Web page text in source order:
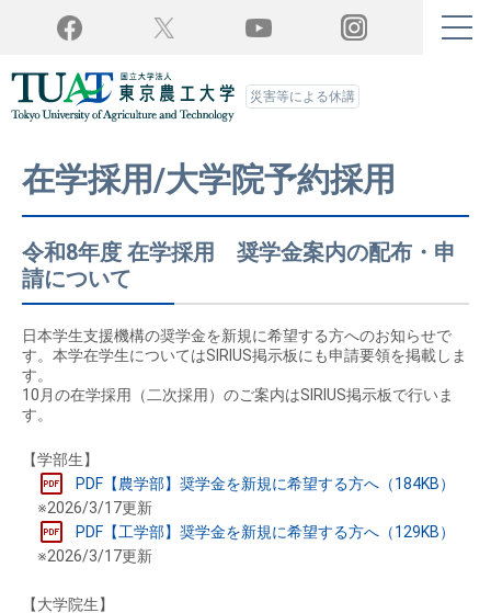
Facebook Twitter YouTube Instagram
災害等による休講
在学採用/大学院予約採用
令和8年度 在学採用 奨学金案内の配布・申
請について
日本学生支援機構の奨学金を新規に希望する方へのお知らせで
す。本学在学生についてはSIRIUS掲示板にも申請要領を掲載しま
す。
10月の在学採用（二次採用）のご案内はSIRIUS掲示板で行いま
す。
【学部生】
PDF【農学部】奨学金を新規に希望する方へ（184KB）
※2026/3/17更新
PDF【工学部】奨学金を新規に希望する方へ（129KB）
※2026/3/17更新
【大学院生】